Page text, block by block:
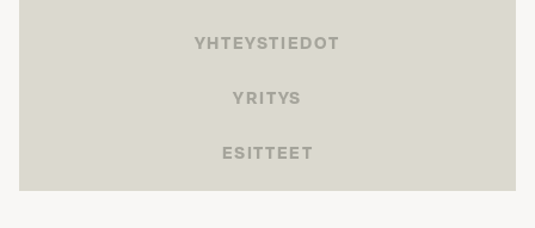
YHTEYSTIEDOT
YRITYS
ESITTEET